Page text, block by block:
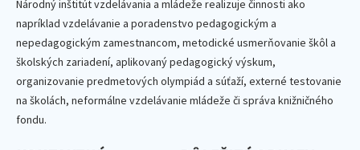
Národný inštitút vzdelávania a mládeže realizuje činnosti ako
napríklad vzdelávanie a poradenstvo pedagogickým a
nepedagogickým zamestnancom, metodické usmerňovanie škôl a
školských zariadení, aplikovaný pedagogický výskum,
organizovanie predmetových olympiád a súťaží, externé testovanie
na školách, neformálne vzdelávanie mládeže či správa knižničného
fondu.